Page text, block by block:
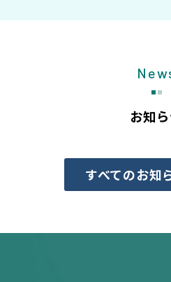
お知
すべてのお知